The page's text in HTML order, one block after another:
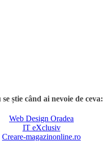
știe când ai nevoie de ceva:
Web Design Oradea
IT eXclusiv
Creare-magazinonline.ro